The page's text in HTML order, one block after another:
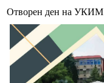
Отворен ден на УКИМ